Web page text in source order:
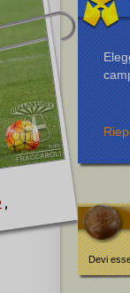
,
Devi